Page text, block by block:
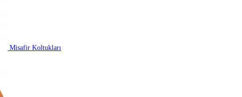
Misafir Koltukları